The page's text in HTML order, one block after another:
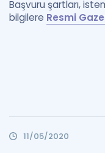
Başvuru şartları,
bilgilere Resmi
11/05/2020